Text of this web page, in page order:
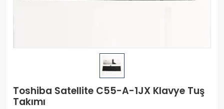
Toshiba Satellite C55-A-1JX Klavye Tuş
Takımı